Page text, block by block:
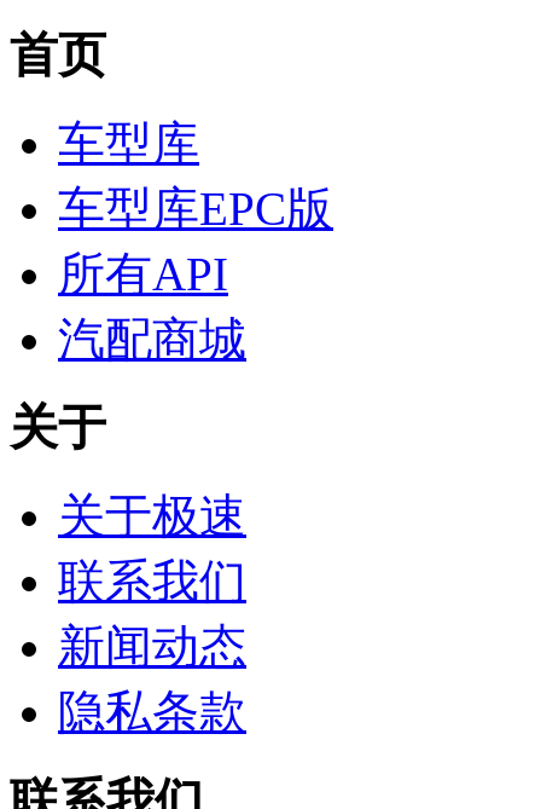
首页
车型库
车型库EPC版
所有API
汽配商城
关于
关于极速
联系我们
新闻动态
隐私条款